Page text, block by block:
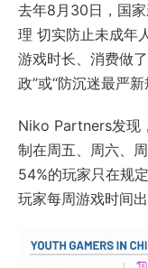
去年8月30日，国
理 切实防止未成年
游戏时长、消费做
政”或“防沉迷最严新
Niko Partners发现
制在周五、周六、
54%的玩家只在规
玩家每周游戏时间出